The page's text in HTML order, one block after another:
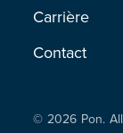
Carrière
Contact
© 2026 Pon.